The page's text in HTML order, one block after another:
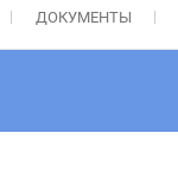
ДОКУМЕНТЫ